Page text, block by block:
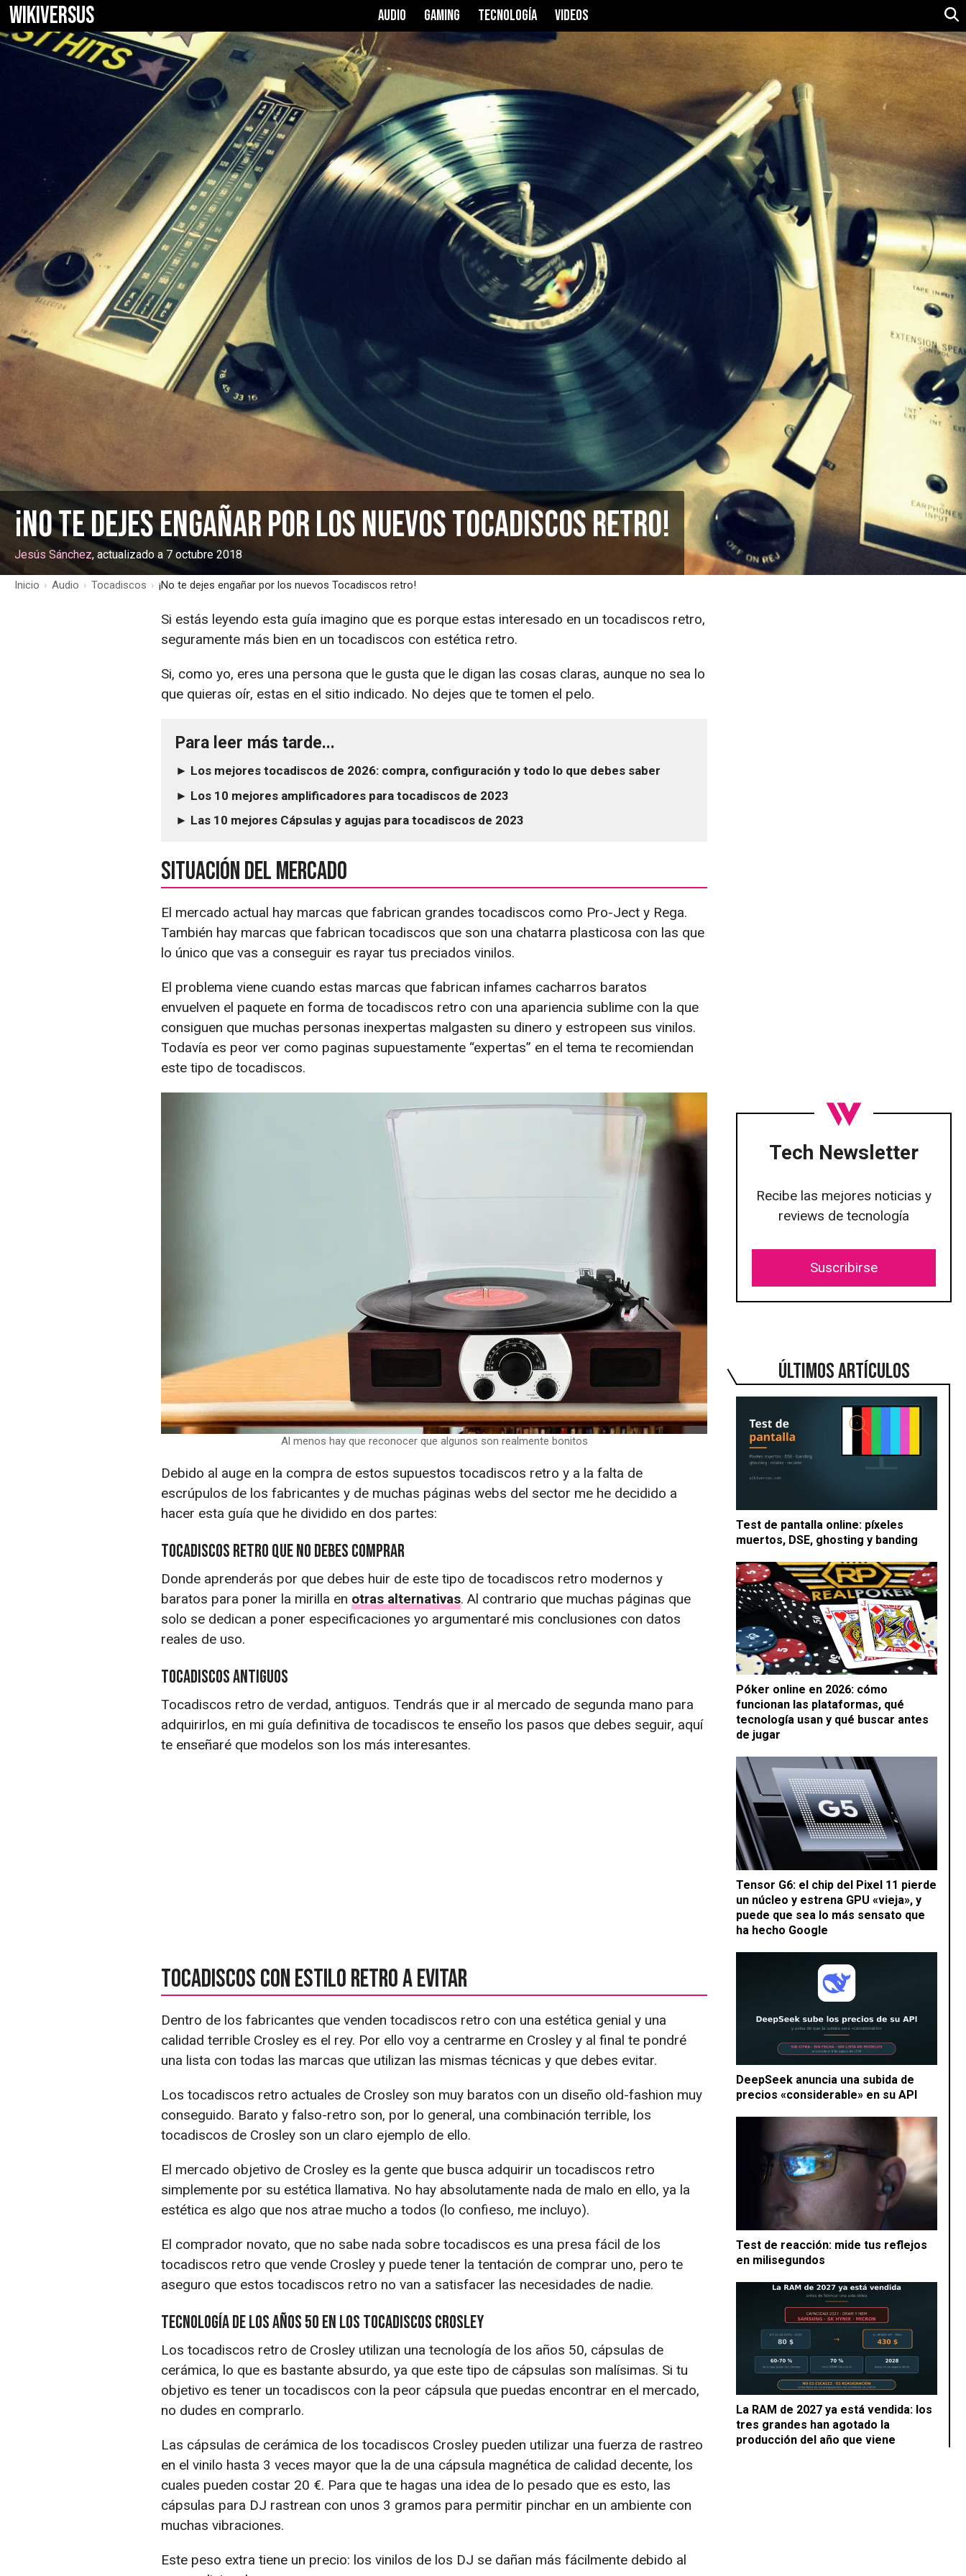
WIKIVERSUS AUDIO GAMING TECNOLOGÍA VIDEOS
¡No te dejes engañar por los nuevos Tocadiscos retro!
Jesús Sánchez, actualizado a 7 octubre 2018
Inicio › Audio › Tocadiscos › ¡No te dejes engañar por los nuevos Tocadiscos retro!
Tech Newsletter
Recibe las mejores noticias y
reviews de tecnología
Suscribirse
ÚLTIMOS ARTÍCULOS
Test de pantalla online: píxeles
muertos, DSE, ghosting y banding
Póker online en 2026: cómo
funcionan las plataformas, qué
tecnología usan y qué buscar antes
de jugar
Tensor G6: el chip del Pixel 11 pierde
un núcleo y estrena GPU «vieja», y
puede que sea lo más sensato que
ha hecho Google
DeepSeek anuncia una subida de
precios «considerable» en su API
Test de reacción: mide tus reflejos
en milisegundos
La RAM de 2027 ya está vendida: los
tres grandes han agotado la
producción del año que viene
Si estás leyendo esta guía imagino que es porque estas interesado en un tocadiscos retro,
seguramente más bien en un tocadiscos con estética retro.
Si, como yo, eres una persona que le gusta que le digan las cosas claras, aunque no sea lo
que quieras oír, estas en el sitio indicado. No dejes que te tomen el pelo.
Para leer más tarde...
► Los mejores tocadiscos de 2026: compra, configuración y todo lo que debes saber
► Los 10 mejores amplificadores para tocadiscos de 2023
► Las 10 mejores Cápsulas y agujas para tocadiscos de 2023
Situación del mercado
El mercado actual hay marcas que fabrican grandes tocadiscos como Pro-Ject y Rega.
También hay marcas que fabrican tocadiscos que son una chatarra plasticosa con las que
lo único que vas a conseguir es rayar tus preciados vinilos.
El problema viene cuando estas marcas que fabrican infames cacharros baratos
envuelven el paquete en forma de tocadiscos retro con una apariencia sublime con la que
consiguen que muchas personas inexpertas malgasten su dinero y estropeen sus vinilos.
Todavía es peor ver como paginas supuestamente “expertas” en el tema te recomiendan
este tipo de tocadiscos.
Al menos hay que reconocer que algunos son realmente bonitos
Debido al auge en la compra de estos supuestos tocadiscos retro y a la falta de
escrúpulos de los fabricantes y de muchas páginas webs del sector me he decidido a
hacer esta guía que he dividido en dos partes:
Tocadiscos retro que no debes comprar
Donde aprenderás por que debes huir de este tipo de tocadiscos retro modernos y
baratos para poner la mirilla en otras alternativas. Al contrario que muchas páginas que
solo se dedican a poner especificaciones yo argumentaré mis conclusiones con datos
reales de uso.
Tocadiscos antiguos
Tocadiscos retro de verdad, antiguos. Tendrás que ir al mercado de segunda mano para
adquirirlos, en mi guía definitiva de tocadiscos te enseño los pasos que debes seguir, aquí
te enseñaré que modelos son los más interesantes.
Tocadiscos con estilo retro a evitar
Dentro de los fabricantes que venden tocadiscos retro con una estética genial y una
calidad terrible Crosley es el rey. Por ello voy a centrarme en Crosley y al final te pondré
una lista con todas las marcas que utilizan las mismas técnicas y que debes evitar.
Los tocadiscos retro actuales de Crosley son muy baratos con un diseño old-fashion muy
conseguido. Barato y falso-retro son, por lo general, una combinación terrible, los
tocadiscos de Crosley son un claro ejemplo de ello.
El mercado objetivo de Crosley es la gente que busca adquirir un tocadiscos retro
simplemente por su estética llamativa. No hay absolutamente nada de malo en ello, ya la
estética es algo que nos atrae mucho a todos (lo confieso, me incluyo).
El comprador novato, que no sabe nada sobre tocadiscos es una presa fácil de los
tocadiscos retro que vende Crosley y puede tener la tentación de comprar uno, pero te
aseguro que estos tocadiscos retro no van a satisfacer las necesidades de nadie.
Tecnología de los años 50 en los tocadiscos Crosley
Los tocadiscos retro de Crosley utilizan una tecnología de los años 50, cápsulas de
cerámica, lo que es bastante absurdo, ya que este tipo de cápsulas son malísimas. Si tu
objetivo es tener un tocadiscos con la peor cápsula que puedas encontrar en el mercado,
no dudes en comprarlo.
Las cápsulas de cerámica de los tocadiscos Crosley pueden utilizar una fuerza de rastreo
en el vinilo hasta 3 veces mayor que la de una cápsula magnética de calidad decente, los
cuales pueden costar 20 €. Para que te hagas una idea de lo pesado que es esto, las
cápsulas para DJ rastrean con unos 3 gramos para permitir pinchar en un ambiente con
muchas vibraciones.
Este peso extra tiene un precio: los vinilos de los DJ se dañan más fácilmente debido al